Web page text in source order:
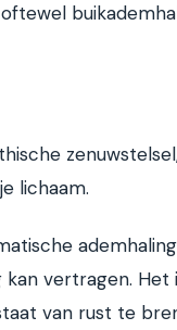
lichaam.
vertragen. Het
van rust te